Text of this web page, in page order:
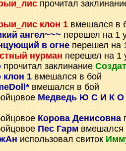
прочитал
клон 1 вмешался в
ангел~~~ перешел на 1
в огне перешел на
нурман перешел на 1
прочитал заклинание
клон 1 вмешался в бой
вмешался в бой
Медведь Ю С И К О
Корова Денисовна
Пес Гарм вмешался
использовал свиток